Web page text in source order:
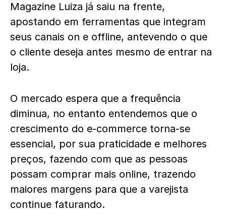
Magazine Luiza já saiu na frente,
apostando em ferramentas que integram
seus canais on e offline, antevendo o que
o cliente deseja antes mesmo de entrar na
loja.
O mercado espera que a frequência
diminua, no entanto entendemos que o
crescimento do e-commerce torna-se
essencial, por sua praticidade e melhores
preços, fazendo com que as pessoas
possam comprar mais online, trazendo
maiores margens para que a varejista
continue faturando.